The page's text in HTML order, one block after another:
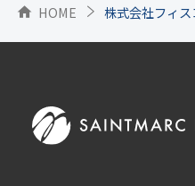
home HOME 株式会社フィ